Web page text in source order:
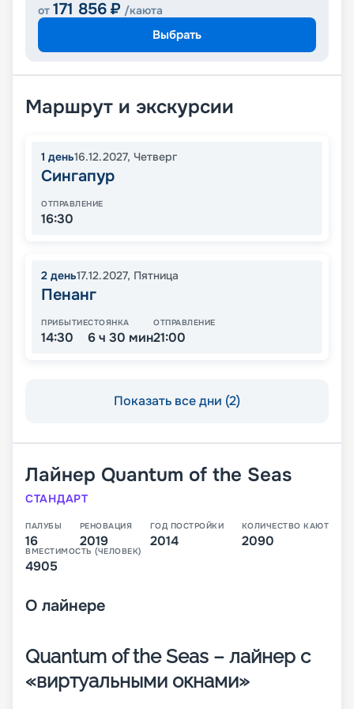
от 171 856 ₽ /каюта
Выбрать
Маршрут и экскурсии
1 день16.12.2027, Четверг
Сингапур
ОТПРАВЛЕНИЕ
16:30
2 день17.12.2027, Пятница
Пенанг
ПРИБЫТИЕ
14:30
СТОЯНКА
6 ч 30 мин
ОТПРАВЛЕНИЕ
21:00
Показать все дни (2)
Лайнер Quantum of the Seas
СТАНДАРТ
ПАЛУБЫ
16
РЕНОВАЦИЯ
2019
ГОД ПОСТРОЙКИ
2014
КОЛИЧЕСТВО КАЮТ
2090
ВМЕСТИМОСТЬ (ЧЕЛОВЕК)
4905
О лайнере
Quantum of the Seas – лайнер с
«виртуальными окнами»